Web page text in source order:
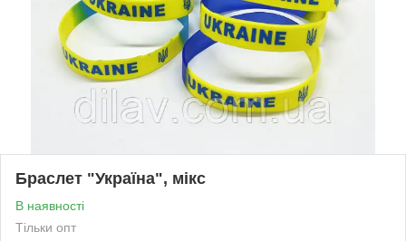
Браслет "Україна", мікс
В наявності
Тільки опт